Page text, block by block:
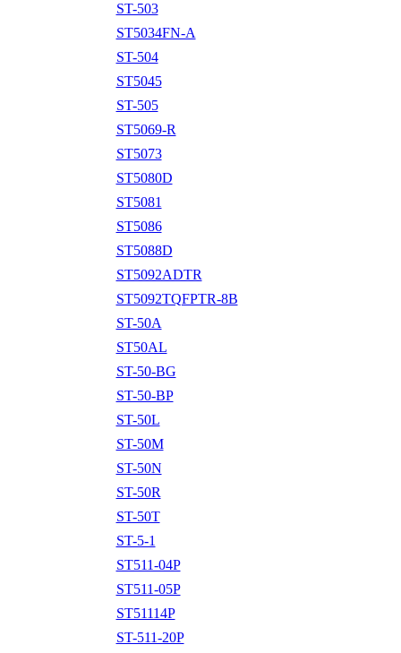
ST-503
ST5034FN-A
ST-504
ST5045
ST-505
ST5069-R
ST5073
ST5080D
ST5081
ST5086
ST5088D
ST5092ADTR
ST5092TQFPTR-8B
ST-50A
ST50AL
ST-50-BG
ST-50-BP
ST-50L
ST-50M
ST-50N
ST-50R
ST-50T
ST-5-1
ST511-04P
ST511-05P
ST51114P
ST-511-20P